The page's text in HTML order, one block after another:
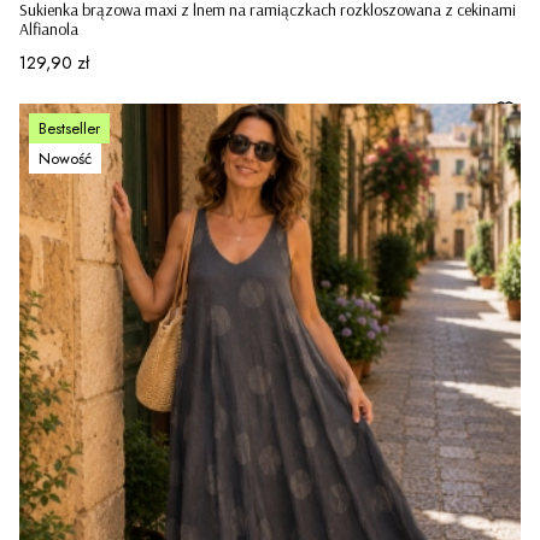
Sukienka brązowa maxi z lnem na ramiączkach rozkloszowana z cekinami
Alfianola
Cena
129,90 zł
Bestseller
Nowość